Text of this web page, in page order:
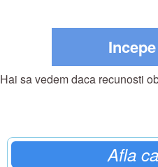
Hai sa vedem daca recunosti
Afla